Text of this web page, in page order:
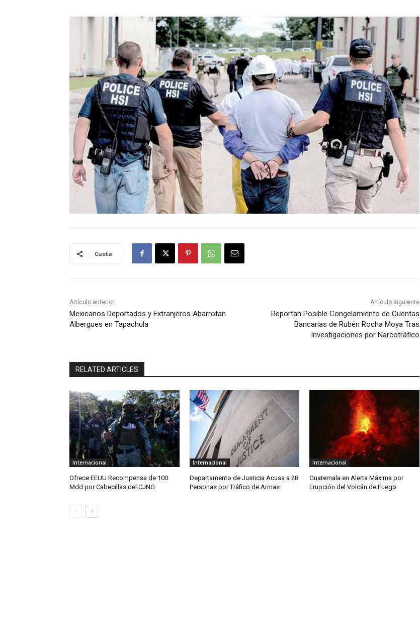
Cuota
Artículo anterior
Mexicanos Deportados y Extranjeros Abarrotan
Albergues en Tapachula
Artículo siguiente
Reportan Posible Congelamiento de Cuentas
Bancarias de Rubén Rocha Moya Tras
Investigaciones por Narcotráfico
RELATED ARTICLES
Internacional
Ofrece EEUU Recompensa de 100
Mdd por Cabecillas del CJNG
Internacional
Departamento de Justicia Acusa a 28
Personas por Tráfico de Armas
Internacional
Guatemala en Alerta Máxima por
Erupción del Volcán de Fuego